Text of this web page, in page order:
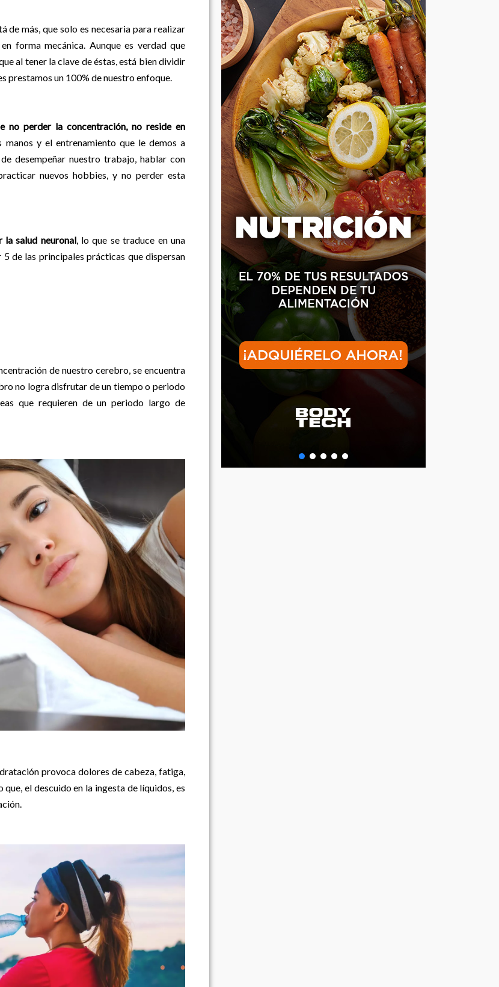
de más, que solo es necesaria para realizar
forma mecánica. Aunque es verdad que
al tener la clave de éstas, está bien dividir
prestamos un 100% de nuestro enfoque.
no perder la concentración, no reside en
manos y el entrenamiento que le demos a
desempeñar nuestro trabajo, hablar con
nuevos hobbies, y no perder esta
la salud neuronal, lo que se traduce en una
de las principales prácticas que dispersan
de nuestro cerebro, se encuentra
no logra disfrutar de un tiempo o periodo
que requieren de un periodo largo de
provoca dolores de cabeza, fatiga,
el descuido en la ingesta de líquidos, es